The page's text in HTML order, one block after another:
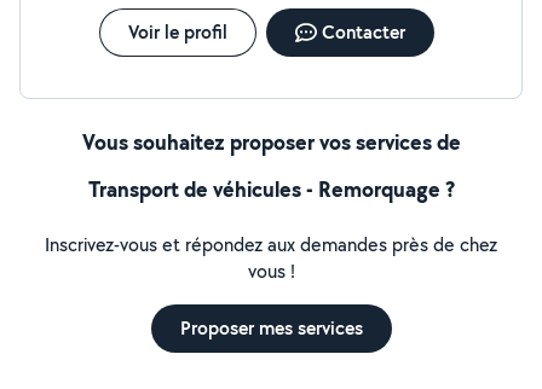
Voir le profil Contacter
Vous souhaitez proposer vos services de
Transport de véhicules - Remorquage ?
Inscrivez-vous et répondez aux demandes près de chez
vous !
Proposer mes services